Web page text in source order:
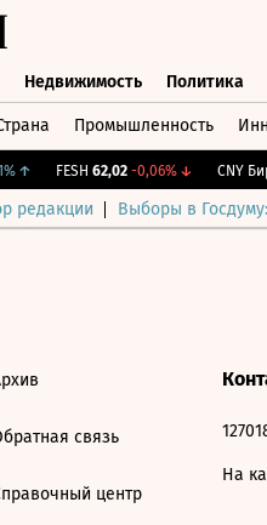
Недвижимость Политика
Промышленность
↑ FESH 62,02 -0,06%↓ CNY
редакции Выборы в
связь
центр
На